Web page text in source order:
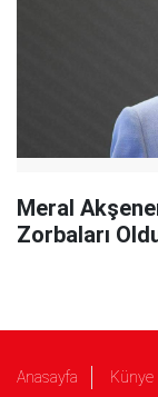
Meral
Zorbaları
Anasayfa Künye